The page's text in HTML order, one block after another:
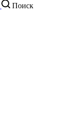
Поиск